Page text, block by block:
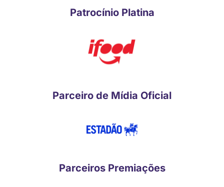
Patrocínio Platina
Parceiro de Mídia Oficial
Parceiros Premiações